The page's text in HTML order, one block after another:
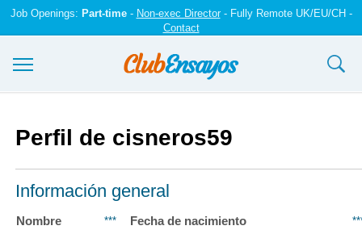
Job Openings: Part-time- Non-exec Director- Fully Remote UK/EU/CH -
Contact
Registrarse
Iniciar sesión
Contáctenos
Perfil de cisneros59
Información general
Nombre *** Fecha de nacimiento